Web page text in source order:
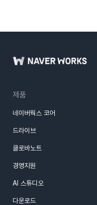
제품
네이버웍스 코어
드라이브
클로바노트
경영지원
AI 스튜디오
다운로드